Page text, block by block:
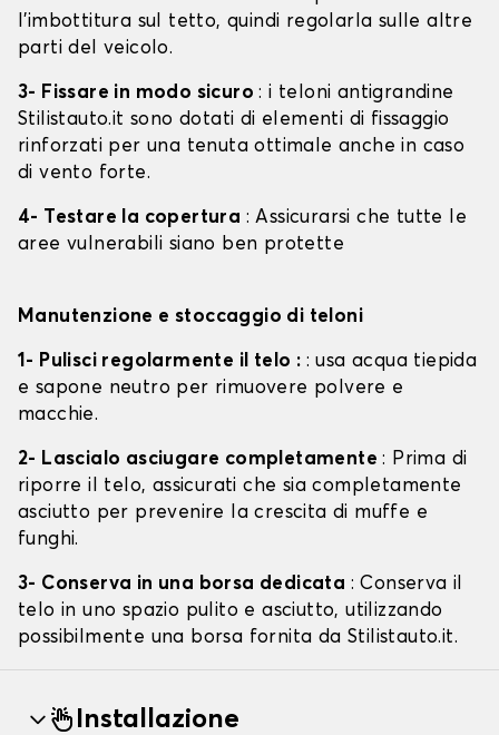
l'imbottitura sul tetto, quindi regolarla sulle altre
parti del veicolo.
3- Fissare in modo sicuro: i teloni antigrandine
Stilistauto.it sono dotati di elementi di fissaggio
rinforzati per una tenuta ottimale anche in caso
di vento forte.
4- Testare la copertura : Assicurarsi che tutte le
aree vulnerabili siano ben protette
Manutenzione e stoccaggio di teloni
1- Pulisci regolarmente il telo : : usa acqua tiepida
e sapone neutro per rimuovere polvere e
macchie.
2- Lascialo asciugare completamente: Prima di
riporre il telo, assicurati che sia completamente
asciutto per prevenire la crescita di muffe e
funghi.
3- Conserva in una borsa dedicata : Conserva il
telo in uno spazio pulito e asciutto, utilizzando
possibilmente una borsa fornita da Stilistauto.it.
Installazione